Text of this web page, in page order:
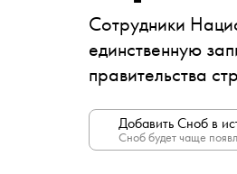
Сотрудники
единственную
правительства
Добавить Сноб в
Сноб будет чаще